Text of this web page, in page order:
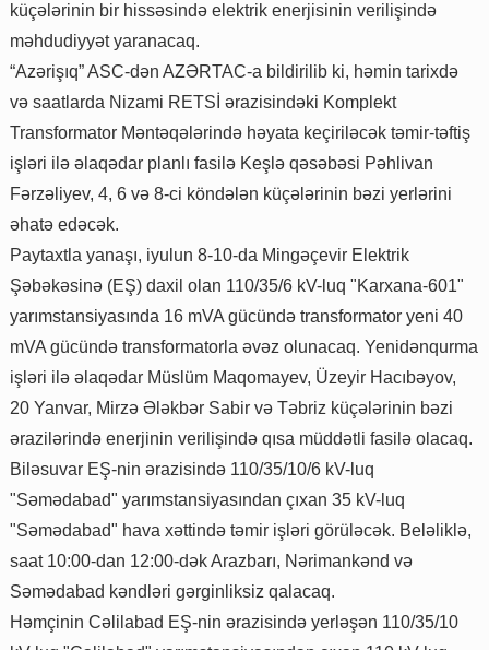
küçələrinin bir hissəsində elektrik enerjisinin verilişində
məhdudiyyət yaranacaq.
“Azərişıq” ASC-dən AZƏRTAC-a bildirilib ki, həmin tarixdə
və saatlarda Nizami RETSİ ərazisindəki Komplekt
Transformator Məntəqələrində həyata keçiriləcək təmir-təftiş
işləri ilə əlaqədar planlı fasilə Keşlə qəsəbəsi Pəhlivan
Fərzəliyev, 4, 6 və 8-ci köndələn küçələrinin bəzi yerlərini
əhatə edəcək.
Paytaxtla yanaşı, iyulun 8-10-da Mingəçevir Elektrik
Şəbəkəsinə (EŞ) daxil olan 110/35/6 kV-luq "Karxana-601"
yarımstansiyasında 16 mVA gücündə transformator yeni 40
mVA gücündə transformatorla əvəz olunacaq. Yenidənqurma
işləri ilə əlaqədar Müslüm Maqomayev, Üzeyir Hacıbəyov,
20 Yanvar, Mirzə Ələkbər Sabir və Təbriz küçələrinin bəzi
ərazilərində enerjinin verilişində qısa müddətli fasilə olacaq.
Biləsuvar EŞ-nin ərazisində 110/35/10/6 kV-luq
"Səmədabad" yarımstansiyasından çıxan 35 kV-luq
"Səmədabad" hava xəttində təmir işləri görüləcək. Beləliklə,
saat 10:00-dan 12:00-dək Arazbarı, Nərimankənd və
Səmədabad kəndləri gərginliksiz qalacaq.
Həmçinin Cəlilabad EŞ-nin ərazisində yerləşən 110/35/10